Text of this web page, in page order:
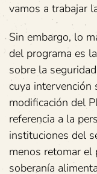
vamos a trabajar
Sin embargo, lo
del programa es
sobre la
cuya intervención
modificación del
referencia a la
instituciones del
menos retomar el
soberanía